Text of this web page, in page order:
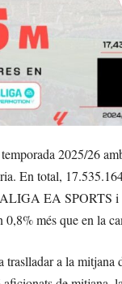
2025/26
En total,
EA SPORTS
més que en la
traslladar a la mitjana